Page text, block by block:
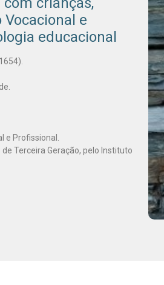
e
educacional
e Profissional.
Terceira Geração, pelo Instituto